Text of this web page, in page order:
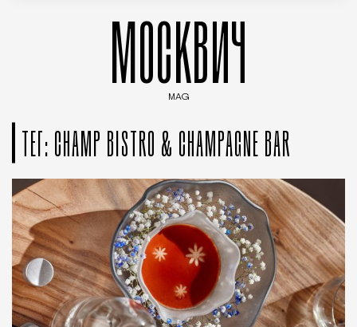
МОСКВИЧ
MAG
ТЕГ: CHAMP BISTRO & CHAMPAGNE BAR